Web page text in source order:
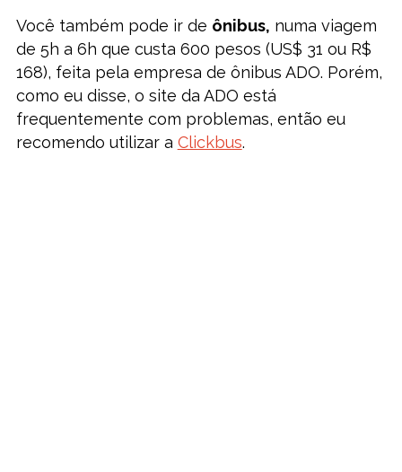
Você também pode ir de ônibus, numa viagem
de 5h a 6h que custa 600 pesos (US$ 31 ou R$
168), feita pela empresa de ônibus ADO. Porém,
como eu disse, o site da ADO está
frequentemente com problemas, então eu
recomendo utilizar a Clickbus.